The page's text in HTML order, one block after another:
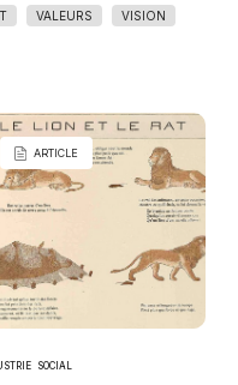
VALEURS VISION
ARTICLE
SOCIAL